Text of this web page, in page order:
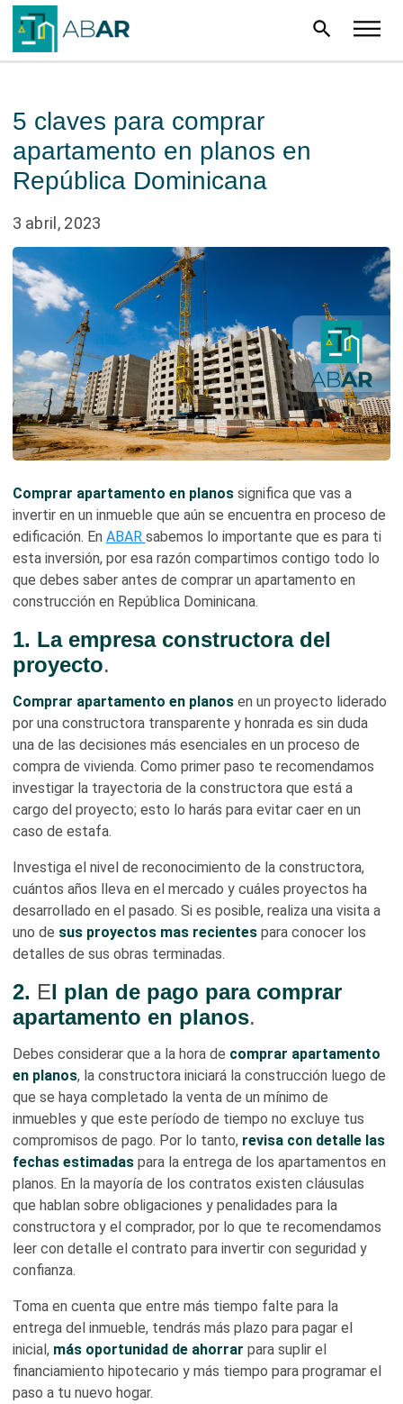
search
5 claves para comprar
apartamento en planos en
República Dominicana
3 abril, 2023
Comprar apartamento en planossignifica que vas a
invertir en un inmueble que aún se encuentra en proceso de
edificación. En ABAR sabemos lo importante que es para ti
esta inversión, por esa razón compartimos contigo todo lo
que debes saber antes de comprar un apartamento en
construcción en República Dominicana.
1. La empresa constructora del
proyecto.
Comprar apartamento en planosen un proyecto liderado
por una constructora transparente y honrada es sin duda
una de las decisiones más esenciales en un proceso de
compra de vivienda. Como primer paso te recomendamos
investigar la trayectoria de la constructora que está a
cargo del proyecto; esto lo harás para evitar caer en un
caso de estafa.
Investiga el nivel de reconocimiento de la constructora,
cuántos años lleva en el mercado y cuáles proyectos ha
desarrollado en el pasado. Si es posible, realiza una visita a
uno de sus proyectos mas recientespara conocer los
detalles de sus obras terminadas.
2. El plan de pago para comprar
apartamento en planos.
Debes considerar que a la hora de comprar apartamento
en planos, la constructora iniciará la construcción luego de
que se haya completado la venta de un mínimo de
inmuebles y que este período de tiempo no excluye tus
compromisos de pago. Por lo tanto, revisa con detalle las
fechas estimadaspara la entrega de los apartamentos en
planos. En la mayoría de los contratos existen cláusulas
que hablan sobre obligaciones y penalidades para la
constructora y el comprador, por lo que te recomendamos
leer con detalle el contrato para invertir con seguridad y
confianza.
Toma en cuenta que entre más tiempo falte para la
entrega del inmueble, tendrás más plazo para pagar el
inicial, más oportunidad de ahorrar para suplir el
financiamiento hipotecario y más tiempo para programar el
paso a tu nuevo hogar.